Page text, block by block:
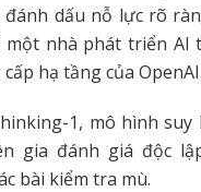
dấu nỗ lực rõ
nhà phát triển AI
hạ tầng của
1, mô hình suy
gia đánh giá độc
bài kiểm tra mù.